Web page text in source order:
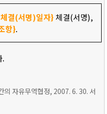
결(서명)일자} 체결(서명),
항}.
.
의 자유무역협정, 2007. 6. 30. 서